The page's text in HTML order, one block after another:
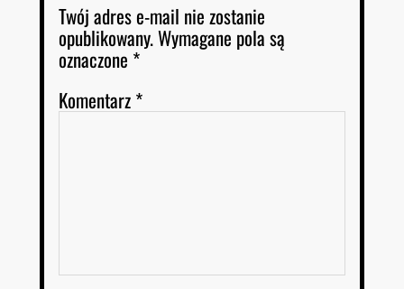
Twój adres e-mail nie zostanie
opublikowany.Wymagane pola są
oznaczone *
Komentarz*